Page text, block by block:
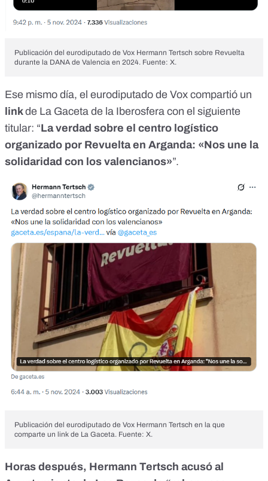
Publicación del eurodiputado de Vox Hermann Tertsch sobre Revuelta
durante la DANA de Valencia en 2024. Fuente: X.
Ese mismo día, el eurodiputado de Vox compartió un
linkde La Gaceta de la Iberosfera con el siguiente
titular: “La verdad sobre el centro logístico
organizado por Revuelta en Arganda: «Nos une la
solidaridad con los valencianos»”.
Publicación del eurodiputado de Vox Hermann Tertsch en la que
comparte un link de La Gaceta. Fuente: X.
Horas después, Hermann Tertsch acusó al